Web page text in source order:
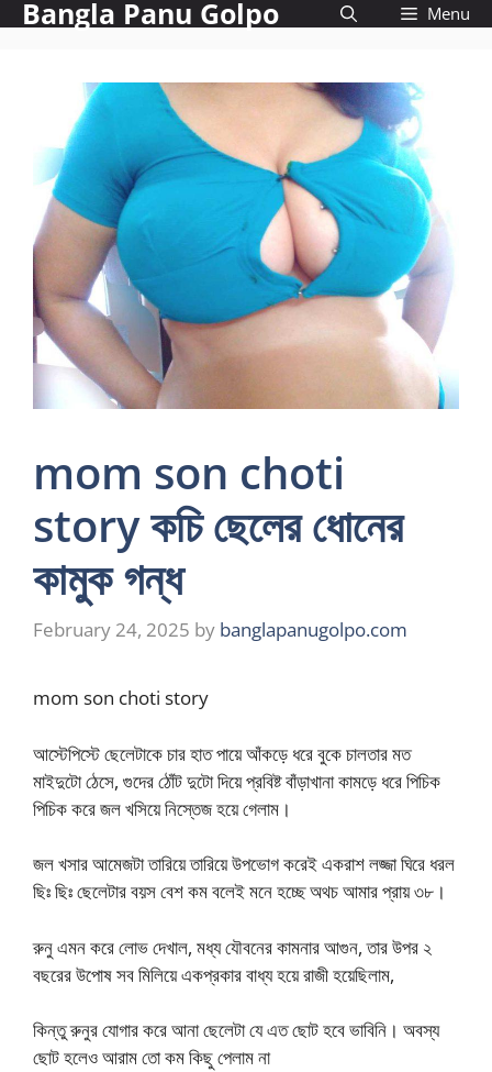
SkipBangla Panu Golpo Menu
mom son choti
story কচি ছেলের ধোনের
কামুক গন্ধ
February 24, 2025 by banglapanugolpo.com
mom son choti story
আস্টেপিস্টে ছেলেটাকে চার হাত পায়ে আঁকড়ে ধরে বুকে চালতার মত
মাইদুটো ঠেসে, গুদের ঠোঁট দুটো দিয়ে প্রবিষ্ট বাঁড়াখানা কামড়ে ধরে পিচিক
পিচিক করে জল খসিয়ে নিস্তেজ হয়ে গেলাম।
জল খসার আমেজটা তারিয়ে তারিয়ে উপভোগ করেই একরাশ লজ্জা ঘিরে ধরল
ছিঃ ছিঃ ছেলেটার বয়স বেশ কম বলেই মনে হচ্ছে অথচ আমার প্রায় ৩৮।
রুনু এমন করে লোভ দেখাল, মধ্য যৌবনের কামনার আগুন, তার উপর ২
বছরের উপোষ সব মিলিয়ে একপ্রকার বাধ্য হয়ে রাজী হয়েছিলাম,
কিন্তু রুনুর যোগার করে আনা ছেলেটা যে এত ছোট হবে ভাবিনি। অবস্য
ছোট হলেও আরাম তো কম কিছু পেলাম না